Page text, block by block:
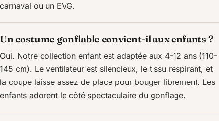
carnaval ou un EVG.
Un costume gonflable convient-il aux enfants ?
Oui. Notre collection enfant est adaptée aux 4-12 ans (110-
145 cm). Le ventilateur est silencieux, le tissu respirant, et
la coupe laisse assez de place pour bouger librement. Les
enfants adorent le côté spectaculaire du gonflage.